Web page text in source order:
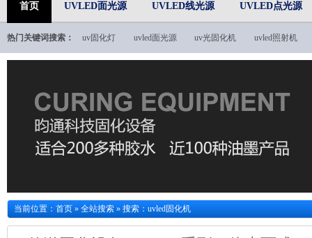
首页 UVLED面光源 UVLED线光源 UVLED点光源
uvled技术文档
热门关键词搜索： uv固化灯 uvled面光源 uv光固化机 uvled照射机
当前位置： 首页 » 全站搜索 » 搜索：uvled固化机